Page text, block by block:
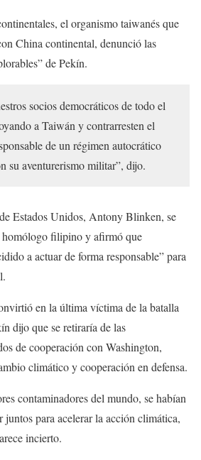
el organismo taiwanés que
China continental, denunció las
de Pekín.
socios democráticos de todo el
a Taiwán y contrarresten el
de un régimen autocrático
su aventurerismo militar”, dijo.
Estados Unidos, Antony Blinken, se
homólogo filipino y afirmó que
a actuar de forma responsable” para
en la última víctima de la batalla
dijo que se retiraría de las
de cooperación con Washington,
climático y cooperación en defensa.
contaminadores del mundo, se habían
juntos para acelerar la acción climática,
incierto.